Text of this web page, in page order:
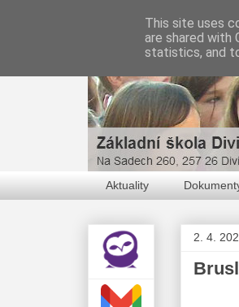
Aktuality
2. 4.
This site uses
are shared with
statistics, and